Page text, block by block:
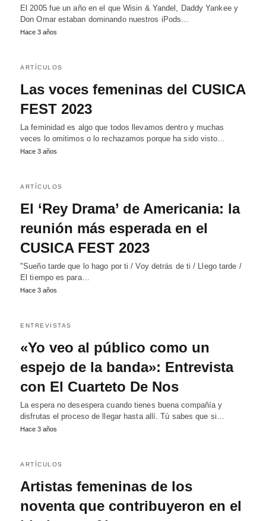
El 2005 fue un año en el que Wisin & Yandel, Daddy Yankee y
Don Omar estaban dominando nuestros iPods…
Hace 3 años
ARTÍCULOS
Las voces femeninas del CUSICA
FEST 2023
La feminidad es algo que todos llevamos dentro y muchas
veces lo omitimos o lo rechazamos porque ha sido visto…
Hace 3 años
ARTÍCULOS
El ‘Rey Drama’ de Americania: la
reunión más esperada en el
CUSICA FEST 2023
"Sueño tarde que lo hago por ti / Voy detrás de ti / Llego tarde /
El tiempo es para…
Hace 3 años
ENTREVISTAS
«Yo veo al público como un
espejo de la banda»: Entrevista
con El Cuarteto De Nos
La espera no desespera cuando tienes buena compañía y
disfrutas el proceso de llegar hasta allí. Tú sabes que si…
Hace 3 años
ARTÍCULOS
Artistas femeninas de los
noventa que contribuyeron en el